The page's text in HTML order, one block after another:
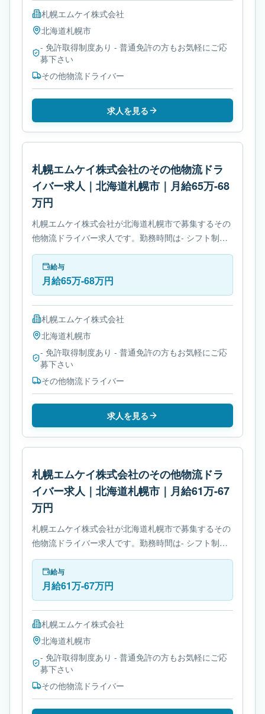
札幌エムケイ株式会社
北海道札幌市
- 免許取得制度あり - 普通免許の方もお気軽にご応
募下さい
その他物流ドライバー
求人を見る
札幌エムケイ株式会社のその他物流ドラ
イバー求人｜北海道札幌市｜月給65万-68
万円
札幌エムケイ株式会社が北海道札幌市で募集するその
他物流ドライバー求人です。勤務時間は- シフト制で
す。必要免許は- 免許取得制度ありです。
給与
月給65万-68万円
札幌エムケイ株式会社
北海道札幌市
- 免許取得制度あり - 普通免許の方もお気軽にご応
募下さい
その他物流ドライバー
求人を見る
札幌エムケイ株式会社のその他物流ドラ
イバー求人｜北海道札幌市｜月給61万-67
万円
札幌エムケイ株式会社が北海道札幌市で募集するその
他物流ドライバー求人です。勤務時間は- シフト制で
す。必要免許は- 免許取得制度ありです。
給与
月給61万-67万円
札幌エムケイ株式会社
北海道札幌市
- 免許取得制度あり - 普通免許の方もお気軽にご応
募下さい
その他物流ドライバー